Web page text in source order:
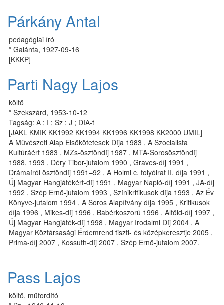
Párkány Antal
pedagógiai író
* Galánta, 1927-09-16
[KKKP]
Parti Nagy Lajos
költő
* Szekszárd, 1953-10-12
Tagság: A ; I ; Sz ; J ; DIA-t
[JAKL KMIK KK1992 KK1994 KK1996 KK1998 KK2000 UMIL]
A Művészeti Alap Elsőkötetesek Díja 1983 , A Szocialista
Kultúráért 1983 , MZs-ösztöndíj 1987 , MTA-Sorosösztöndíj
1988, 1993 , Déry Tibor-jutalom 1990 , Graves-díj 1991 ,
Drámaírói ösztöndíj 1991–92 , A Holmi c. folyóirat II. díja 1991 ,
Új Magyar Hangjátékért-díj 1991 , Magyar Napló-díj 1991 , JA-díj
1992 , Szép Ernő-jutalom 1993 , Színikritikusok díja 1993 , Az Év
Könyve-jutalom 1994 , A Soros Alapítvány díja 1995 , Kritikusok
díja 1996 , Mikes-díj 1996 , Babérkoszorú 1996 , Alföld-díj 1997 ,
Új Magyar Hangjáték-díj 1998 , Magyar Irodalmi Díj 2004 , A
Magyar Köztársasági Érdemrend tiszti- és középkeresztje 2005 ,
Prima-díj 2007 , Kossuth-díj 2007 , Szép Ernő-jutalom 2007.
Pass Lajos
költő, műfordító